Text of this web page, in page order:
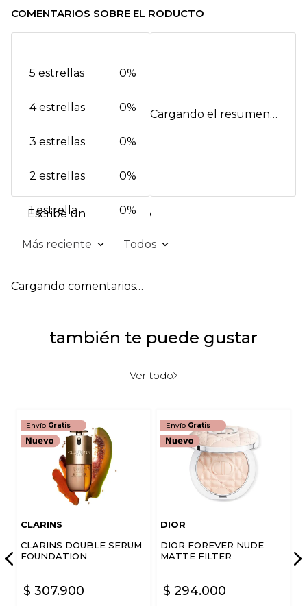
COMENTARIOS SOBRE EL RODUCTO
Cargando el resumen…
5 estrellas 0%
4 estrellas 0%
3 estrellas 0%
2 estrellas 0%
1 estrella 0%
Escribe un comentario
Título
Califica el producto de 1 a 5 estrellas
Dirección de email
Escribe un comentario
Más reciente Todos
Cargando comentarios…
también te puede gustar
Ver todo
Envío Gratis
CLARINS
CLARINS DOUBLE SERUM
FOUNDATION
$ 307.900
Envío Gratis
DIOR
DIOR FOREVER NUDE
MATTE FILTER
$ 294.000